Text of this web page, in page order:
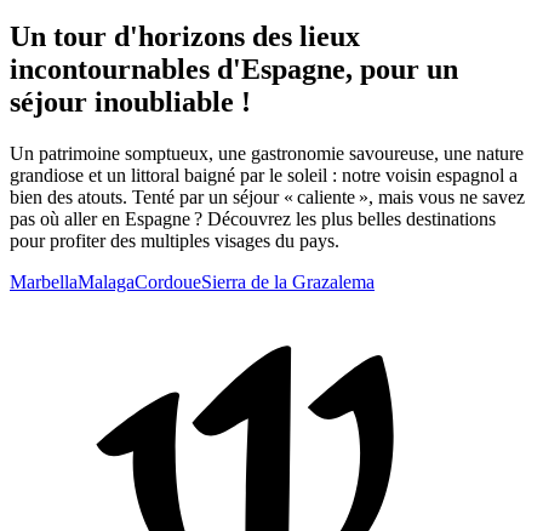
Un tour d'horizons des lieux
incontournables d'Espagne, pour un
séjour inoubliable !
Un patrimoine somptueux, une gastronomie savoureuse, une nature
grandiose et un littoral baigné par le soleil : notre voisin espagnol a
bien des atouts. Tenté par un séjour « caliente », mais vous ne savez
pas où aller en Espagne ? Découvrez les plus belles destinations
pour profiter des multiples visages du pays.
MarbellaMalagaCordoueSierra de la Grazalema